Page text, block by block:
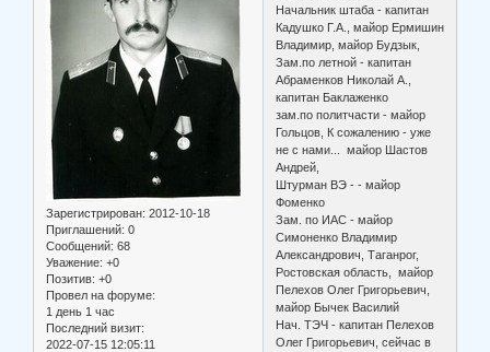
Зарегистрирован: 2012-10-18
Приглашений: 0
Сообщений: 68
Уважение: +0
Позитив: +0
Провел на форуме:
1 день 1 час
Последний визит:
2022-07-15 12:05:11
Начальник штаба - капитан
Кадушко Г.А., майор Ермишин
Владимир, майор Будзык,
Зам.по летной - капитан
Абраменков Николай А.,
капитан Баклаженко
зам.по политчасти - майор
Гольцов, К сожалению - уже
не с нами... майор Шастов
Андрей,
Штурман ВЭ - - майор
Фоменко
Зам. по ИАС - майор
Симоненко Владимир
Александрович, Таганрог,
Ростовская область, майор
Пелехов Олег Григорьевич,
майор Бычек Василий
Нач. ТЭЧ - капитан Пелехов
Олег Григорьевич, сейчас в